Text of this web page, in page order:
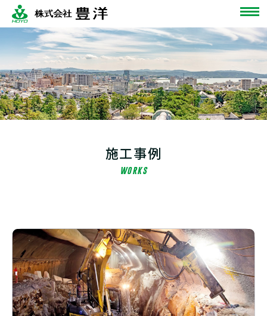
施工事例
WORKS